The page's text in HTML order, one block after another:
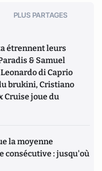
PLUS PARTAGES
étrennent leurs
& Samuel
di Caprio
brukini, Cristiano
Cruise joue du
la moyenne
consécutive : jusqu'où